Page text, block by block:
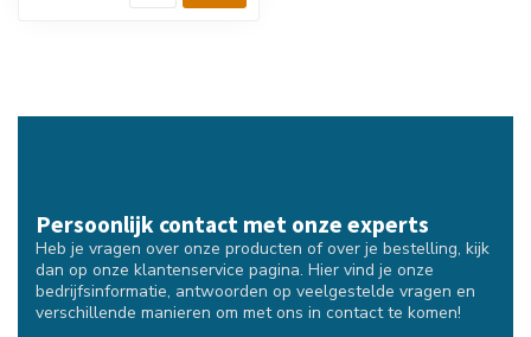
Persoonlijk contact met onze experts
Heb je vragen over onze producten of over je bestelling, kijk
dan op onze klantenservice pagina. Hier vind je onze
bedrijfsinformatie, antwoorden op veelgestelde vragen en
verschillende manieren om met ons in contact te komen!